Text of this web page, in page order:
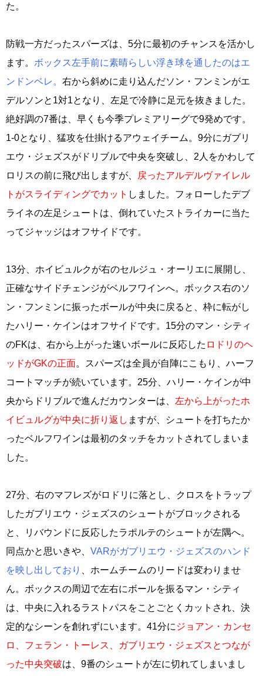
た。
防戦一方だったスパーズは、5分に最初のチャンスを活かし
ます。 ボックス左手前に素晴らしい浮き球を通したのはエ
ンドンベレ。 右から斜めに走り込んだソン・フンミンがエ
デルソンと1対1となり、左足で冷静に足元を抜きました。
絶好調の7番は、早くも今季プレミアリーグで9発めです。
1-0となり、猛攻を仕掛けるアウェイチーム。9分にガブリ
エウ・ジェズスがドリブルで中央を突破し、2人をかわして
ロリスの前に飛び出しますが、
戻ったアルデルヴァイレル
トがスライディングでカット しました。フォローしたデブ
ライネの左足シュートは、倒れていたストライカーに当た
ってジャッジはオフサイドです。
13分、ホイビュルクが右のセルジュ・オーリエに展開し、
正確なサイドチェンジがベルフワインへ。ボックス右のソ
ン・フンミンに振ったボールが中央に戻ると、枠に転がし
たハリー・ケインはオフサイドです。15分のマン・シティ
のFKは、右から上がった速いボールに反応した ロドリのヘ
ッドがGKの正面。スパーズは全員が自陣にこもり、ハーフ
コートマッチが続いています。25分、ハリー・ケインが中
央からドリブルで進んだカウンターは、 左から上がったホ
イビュルグが中央に折り返し ますが、シュートを打ちたか
ったベルフワインは最初のタッチをカットされてしまいま
した。
27分、右のマフレズがロドリに落とし、クロスをトラップ
したガブリエウ・ジェズスのシュートがブロックされる
と、リバウンドに反応したラポルテのシュートが左隅へ。
同点かと思いきや、 VARがガブリエウ・ジェズスのハンド
を映し出しており
、ホームチームのリードは変わりませ
ん。ボックスの周辺で左右にボールを振るマン・シティ
は、中央に入れるラストパスをことごとくカットされ、決
定的なシーンを創れずにいます。41分に ジョアン・カンセ
ロ、フェラン・トーレス、ガブリエウ・ジェズスとつなが
った中央突破は、9番のシュートが左に切れてしまいまし